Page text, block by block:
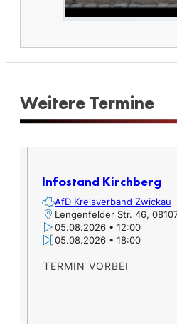
Weitere Termine​
Infostand Kirchberg
AfD Kreisverband Zwickau
Lengenfelder Str. 46,
05.08.2026 • 12:00
05.08.2026 • 18:00
TERMIN VORBEI